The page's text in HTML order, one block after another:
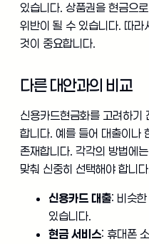
있습니다. 상품권을 현금으
위반이 될 수 있습니다. 따
것이 중요합니다.
다른 대안과의 비교
신용카드현금화를 고려하기
합니다. 예를 들어 대출이나
존재합니다. 각각의 방법에
맞춰 신중히 선택해야 합니
신용카드 대출: 비슷
있습니다.
현금 서비스: 휴대폰